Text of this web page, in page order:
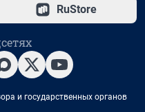
RuStore
и государственных органов